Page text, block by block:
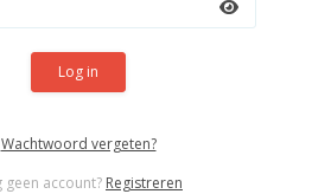
Log in
Wachtwoord vergeten?
geen account? Registreren